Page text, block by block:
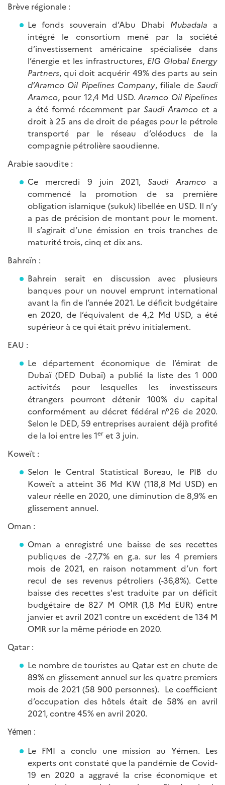
Brève régionale :
Le fonds souverain d’Abu Dhabi Mubadala a
intégré le consortium mené par la société
d’investissement américaine spécialisée dans
l’énergie et les infrastructures, EIG Global Energy
Partners, qui doit acquérir 49% des parts au sein
d’Aramco Oil Pipelines Company, filiale de Saudi
Aramco, pour 12,4 Md USD.Aramco Oil Pipelines
a été formé récemment par Saudi Aramcoet a
droit à 25 ans de droit de péages pour le pétrole
transporté par le réseau d’oléoducs de la
compagnie pétrolière saoudienne.
Arabie saoudite :
Ce mercredi 9 juin 2021,Saudi Aramcoa
commencé la promotion de sa première
obligation islamique (sukuk) libellée en USD. Il n’y
a pas de précision de montant pour le moment.
Il s’agirait d’une émission en trois tranches de
maturité trois, cinq et dix ans.
Bahreïn :
Bahrein serait en discussion avec plusieurs
banques pour un nouvel emprunt international
avant la fin de l’année 2021. Le déficit budgétaire
en 2020, de l’équivalent de 4,2 Md USD, a été
supérieur à ce qui était prévu initialement.
EAU :
Le département économique de l’émirat de
Dubaï (DED Dubaï) a publié la liste des 1 000
activités pour lesquelles les investisseurs
étrangers pourront détenir 100% du capital
conformément au décret fédéral n°26 de 2020.
Selon le DED, 59 entreprises auraient déjà profité
de la loi entre les 1er et 3 juin.
Koweït :
Selon le Central Statistical Bureau, le PIB du
Koweït a atteint 36 Md KW (118,8 Md USD) en
valeur réelle en 2020, une diminution de 8,9% en
glissement annuel.
Oman :
Oman a enregistré une baisse de ses recettes
publiques de -27,7% en g.a. sur les 4 premiers
mois de 2021, en raison notamment d’un fort
recul de ses revenus pétroliers (-36,8%). Cette
baisse des recettes s'est traduite par un déficit
budgétaire de 827 M OMR (1,8 Md EUR) entre
janvier et avril 2021 contre un excédent de 134 M
OMR sur la même période en 2020.
Qatar :
Le nombre de touristes au Qatar est en chute de
89% en glissement annuel sur les quatre premiers
mois de 2021 (58 900 personnes). Le coefficient
d’occupation des hôtels était de 58% en avril
2021, contre 45% en avril 2020.
Yémen :
Le FMI a conclu une mission au Yémen. Les
experts ont constaté que la pandémie de Covid-
19 en 2020 a aggravé la crise économique et